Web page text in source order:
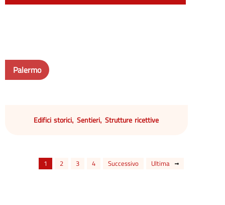
Palermo
Edifici storici,Sentieri,Strutture ricettive
1 2 3 4 Successivo Ultima